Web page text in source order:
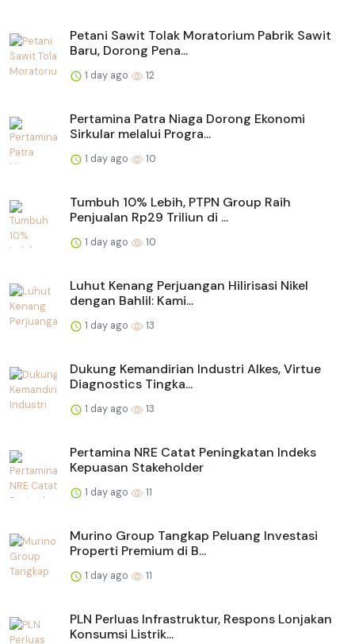
Petani Sawit Tolak Moratorium Pabrik Sawit
Baru, Dorong Pena...
1 day ago 12
Pertamina Patra Niaga Dorong Ekonomi
Sirkular melalui Progra...
1 day ago 10
Tumbuh 10% Lebih, PTPN Group Raih
Penjualan Rp29 Triliun di ...
1 day ago 10
Luhut Kenang Perjuangan Hilirisasi Nikel
dengan Bahlil: Kami...
1 day ago 13
Dukung Kemandirian Industri Alkes, Virtue
Diagnostics Tingka...
1 day ago 13
Pertamina NRE Catat Peningkatan Indeks
Kepuasan Stakeholder
1 day ago 11
Murino Group Tangkap Peluang Investasi
Properti Premium di B...
1 day ago 11
PLN Perluas Infrastruktur, Respons Lonjakan
Konsumsi Listrik...